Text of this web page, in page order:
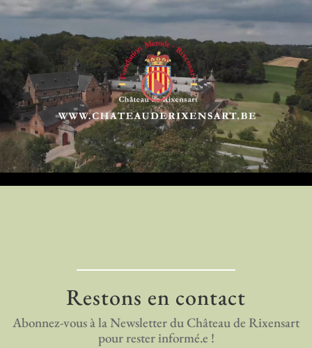
Restons en contact
Abonnez-vous à la Newsletter du Château de Rixensart
pour rester informé.e !